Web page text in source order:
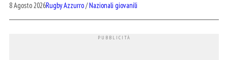
8 Agosto 2026Rugby Azzurro/Nazionali giovanili